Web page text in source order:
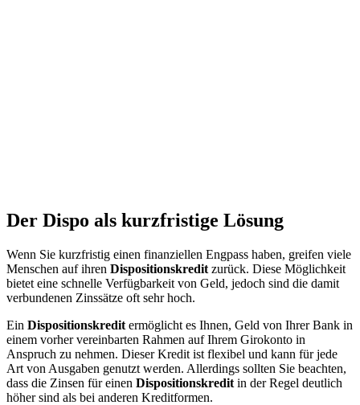
Der Dispo als kurzfristige Lösung
Wenn Sie kurzfristig einen finanziellen Engpass haben, greifen viele
Menschen auf ihren Dispositionskredit zurück. Diese Möglichkeit
bietet eine schnelle Verfügbarkeit von Geld, jedoch sind die damit
verbundenen Zinssätze oft sehr hoch.
Ein Dispositionskredit ermöglicht es Ihnen, Geld von Ihrer Bank in
einem vorher vereinbarten Rahmen auf Ihrem Girokonto in
Anspruch zu nehmen. Dieser Kredit ist flexibel und kann für jede
Art von Ausgaben genutzt werden. Allerdings sollten Sie beachten,
dass die Zinsen für einen Dispositionskredit in der Regel deutlich
höher sind als bei anderen Kreditformen.